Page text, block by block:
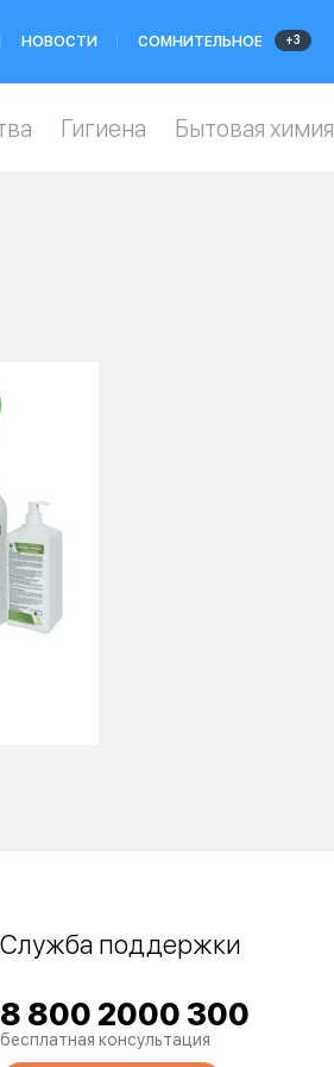
НОВОСТИ СОМНИТЕЛЬНОЕ +3
Гигиена Бытовая химия
Служба поддержки
8 800 2000 300
бесплатная консультация